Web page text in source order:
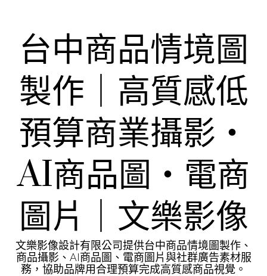
台中商品情境圖
製作｜高質感低
預算商業攝影・
AI商品圖・電商
圖片｜文樂影像
文樂影像設計有限公司提供台中商品情境圖製作、
商品攝影、AI商品圖、電商圖片與社群廣告素材服
務，協助品牌用合理預算完成高質感商品視覺。